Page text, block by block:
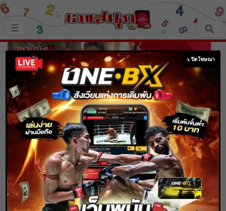
หน้าหลัก
เลขเด็ด
ตรวจเลขสนุก
เลขสนุกมงคล
เลขสนุกคนดัง
เลขสนุกความเชื่อ
×
☰
โค้งสุดท้าย! ส่องเลขเด็ดอ่างน้ำมนต์ฤาษีเณร
ธาตุพุทธคุณ
Home เลขเด็ด โค้งสุดท้าย! ส่องเลขเด็ดอ่างน้ำมนต์ฤาษีเณร ธาตุ
x ปิดโฆษณา